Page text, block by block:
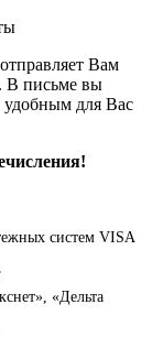
Вам
В письме вы
удобным для Вас
систем VISA
«Дельта